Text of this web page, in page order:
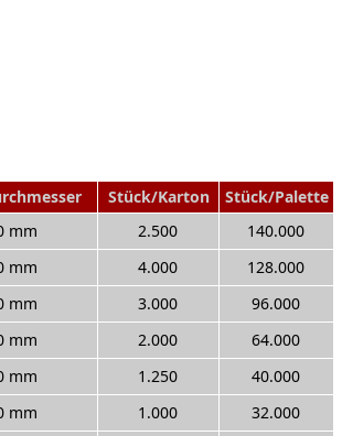
Stück/Karton Stück/Palette
mm 2.500
140.000
mm 4.000
128.000
mm 3.000
96.000
mm 2.000
64.000
mm 1.250
40.000
mm 1.000
32.000